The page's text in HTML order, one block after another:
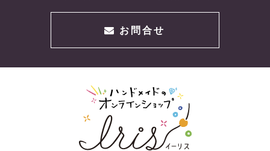
お問合せ